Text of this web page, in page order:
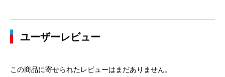
ユーザーレビュー
この商品に寄せられたレビューはまだありません。